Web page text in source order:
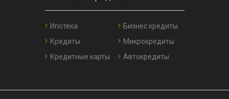
Ипотека
Кредиты
Кредитные карты
Бизнес кредиты
Микрокредиты
Автокредиты